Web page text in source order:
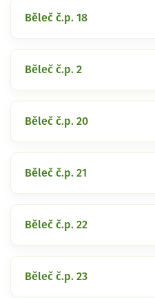
Běleč č.p. 18
Běleč č.p. 2
Běleč č.p. 20
Běleč č.p. 21
Běleč č.p. 22
Běleč č.p. 23